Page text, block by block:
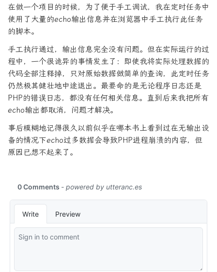
在做一个项目的时候，为了便于手工调试，我在定时任务中
使用了大量的echo输出信息并在浏览器中手工执行此任务
的脚本。
手工执行通过，输出信息完全没有问题。但在实际运行的过
程中，一个很诡异的事情发生了：即使我将实际处理数据的
代码全部注释掉，只对原始数据做简单的查询，此定时任务
仍然极其健壮地中途退出。最要命的是无论程序日志还是
PHP的错误日志，都没有任何相关信息。直到后来我把所有
echo输出都取消，问题才解决。
事后模糊地记得很久以前似乎在哪本书上看到过在无输出设
备的情况下echo过多数据会导致PHP进程崩溃的内容，但
原因已想不起来了。